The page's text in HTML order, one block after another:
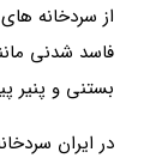
از سردخانه
فاسد شدنی
بستنی و پنیر